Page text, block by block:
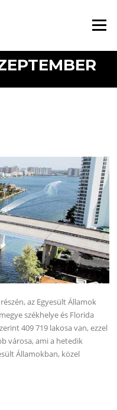
Menü
az Egyesült Államok
székhelye és Florida
409 719 lakosa van, ezzel
városa, ami a hetedik
Államokban, közel